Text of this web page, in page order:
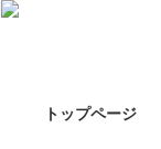
トップページ